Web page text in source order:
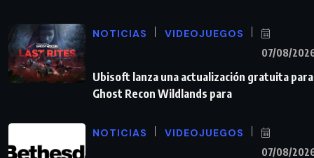
NOTICIAS VIDEOJUEGOS
07/08/
Ubisoft lanza una actualización gratuita para
Ghost Recon Wildlands para
NOTICIAS VIDEOJUEGOS
07/08/